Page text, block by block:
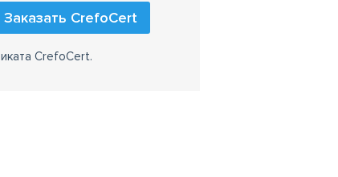
Заказать CrefoCert
CrefoCert.